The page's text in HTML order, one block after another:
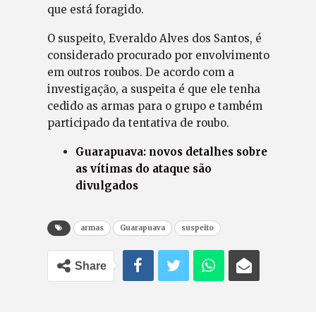
que está foragido.
O suspeito, Everaldo Alves dos Santos, é
considerado procurado por envolvimento
em outros roubos. De acordo com a
investigação, a suspeita é que ele tenha
cedido as armas para o grupo e também
participado da tentativa de roubo.
Guarapuava: novos detalhes sobre
as vítimas do ataque são
divulgados
armas Guarapuava suspeito
Share